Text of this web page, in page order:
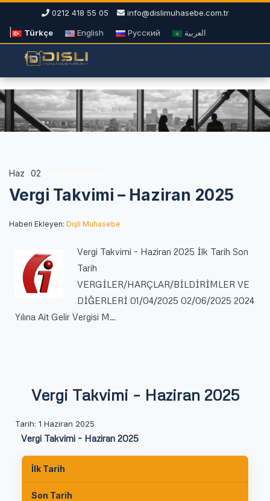
0212 418 55 05 info@dislimuhasebe.com.tr
Türkçe English Русский العربية
Haz 02
2025
Vergi Takvimi – Haziran 2025
Haberi Ekleyen: Dişli Muhasebe
Vergi Takvimi – Haziran 2025 İlk Tarih Son
Tarih
VERGİLER/HARÇLAR/BİLDİRİMLER VE
DİĞERLERİ 01/04/2025 02/06/2025 2024
Yılına Ait Gelir Vergisi M…
Vergi Takvimi – Haziran 2025
Tarih: 1 Haziran 2025
Vergi Takvimi – Haziran 2025
İlk Tarih
Son Tarih